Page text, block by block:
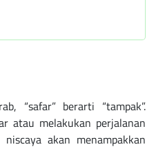
“safar” berarti “tampak”.
atau melakukan perjalanan
akan menampakkan